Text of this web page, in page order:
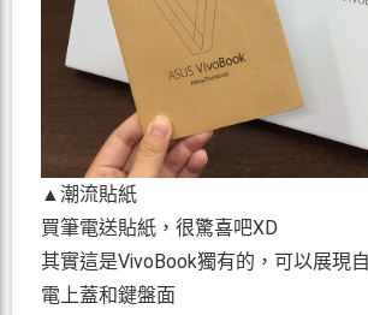
▲潮流貼紙
買筆電送貼紙，很驚喜吧XD
其實這是VivoBook獨有的，可以展現
電上蓋和鍵盤面